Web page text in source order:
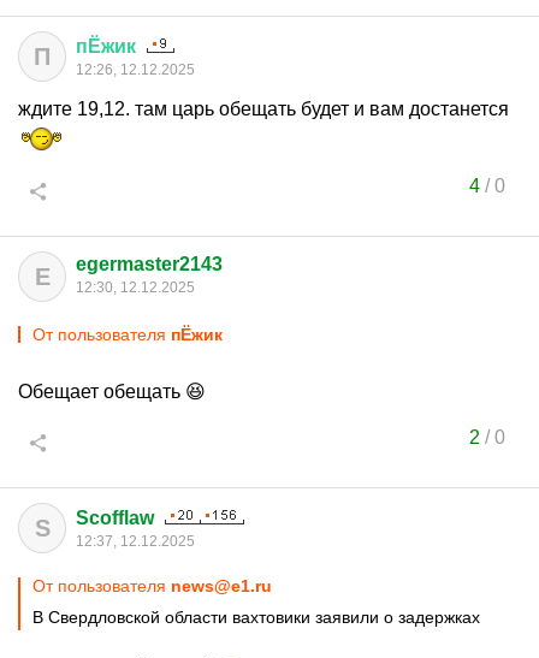
П пЁжик
12:26, 12.12.2025
ждите 19,12. там царь обещать будет и вам достанется
4/0
E egermaster2143
12:30, 12.12.2025
От пользователя пЁжик
Обещает обещать 😆
2 /0
S Scofflaw
12:37, 12.12.2025
От пользователя news@e1.ru
В Свердловской области вахтовики заявили о задержках